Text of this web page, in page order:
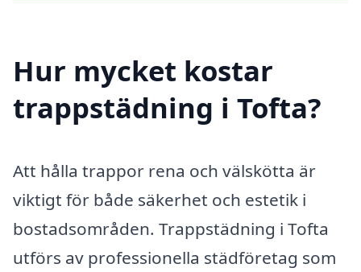
Hur mycket kostar
trappstädning i Tofta?
Att hålla trappor rena och välskötta är
viktigt för både säkerhet och estetik i
bostadsområden. Trappstädning i Tofta
utförs av professionella städföretag som